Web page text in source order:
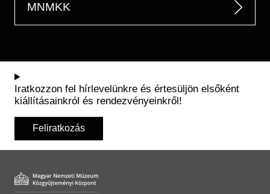
MNMKK
Iratkozzon fel hírlevelünkre és értesüljön elsőként
kiállításainkról és rendezvényeinkről!
Feliratkozás